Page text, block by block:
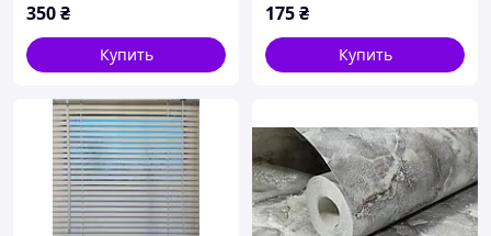
350₴
Купить
175₴
Купить